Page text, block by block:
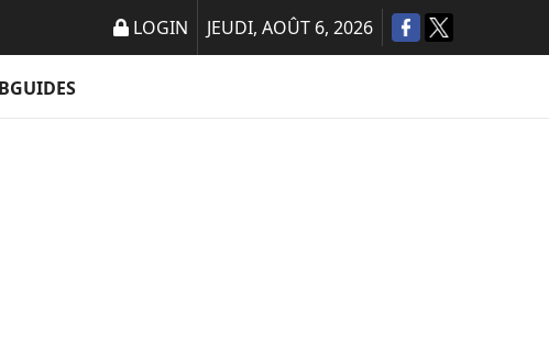
LOGIN JEUDI, AOÛT 6, 2026
GUIDES